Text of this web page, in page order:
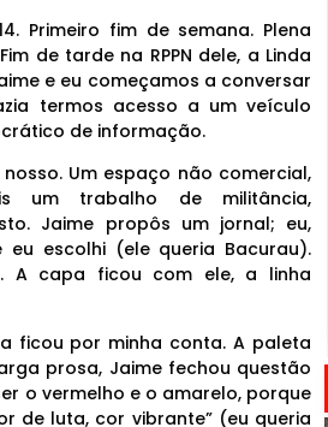
Primeiro fim de semana. Plena
de tarde na RPPN dele, a Linda
e eu começamos a conversar
termos acesso a um veículo
de informação.
Um espaço não comercial,
um trabalho de militância,
Jaime propôs um jornal; eu,
eu escolhi (ele queria Bacurau).
A capa ficou com ele, a linha
ficou por minha conta. A paleta
prosa, Jaime fechou questão
o vermelho e o amarelo, porque
de luta, cor vibrante” (eu queria